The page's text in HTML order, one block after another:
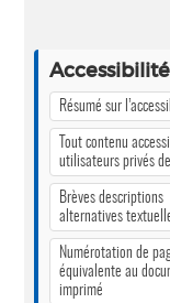
Accessibilité
Résumé sur
Tout contenu
utilisateurs privés
Brèves descriptions
alternatives
Numérotation de
équivalente au
imprimé